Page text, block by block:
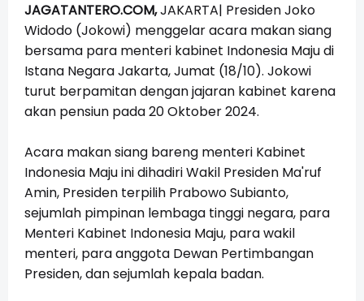
JAGATANTERO.COM,JAKARTA| Presiden Joko
Widodo (Jokowi) menggelar acara makan siang
bersama para menteri kabinet Indonesia Maju di
Istana Negara Jakarta, Jumat (18/10). Jokowi
turut berpamitan dengan jajaran kabinet karena
akan pensiun pada 20 Oktober 2024.
Acara makan siang bareng menteri Kabinet
Indonesia Maju ini dihadiri Wakil Presiden Ma'ruf
Amin, Presiden terpilih Prabowo Subianto,
sejumlah pimpinan lembaga tinggi negara, para
Menteri Kabinet Indonesia Maju, para wakil
menteri, para anggota Dewan Pertimbangan
Presiden, dan sejumlah kepala badan.